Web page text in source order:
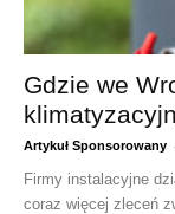
Gdzie we
Artykuł Sponsorowany -
Firmy instalacyjne
coraz więcej zleceń